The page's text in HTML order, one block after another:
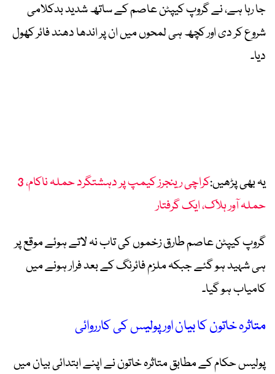
جا رہا ہے، نے گروپ کیپٹن عاصم کے ساتھ شدید بدکلامی
شروع کر دی اور کچھ ہی لمحوں میں ان پر اندھا دھند فائر کھول
دیا۔
یہ بھی پڑھیں:
کراچی رینجرز کیمپ پر دہشتگرد حملہ ناکام، 3
حملہ آور ہلاک، ایک گرفتار
گروپ کیپٹن عاصم طارق زخموں کی تاب نہ لاتے ہوئے موقع پر
ہی شہید ہو گئے جبکہ ملزم فائرنگ کے بعد فرار ہونے میں
کامیاب ہو گیا۔
متاثرہ خاتون کا بیان اور پولیس کی کارروائی
پولیس حکام کے مطابق متاثرہ خاتون نے اپنے ابتدائی بیان میں